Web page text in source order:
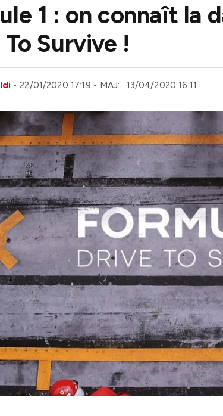
1 : on connaît la
Survive !
22/01/2020 17:19 MAJ: 13/04/2020 16:11